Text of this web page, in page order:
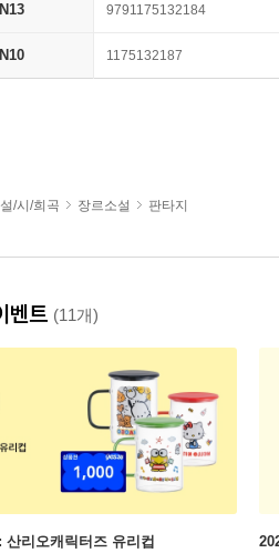
9791175132184
1175132187
/시/희곡 장르소설 판타지
벤트 (11개)
산리오캐릭터즈 유리컵